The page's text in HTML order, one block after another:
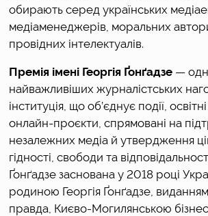
обирають серед українських
медіаменеджерів, моральних
провідних інтелектуалів.
Премія імені Георгія Ґонґадзе —
найважливіших журналістських
інституція, що об’єднує події,
онлайн-проєкти, спрямовані на
незалежних медіа й утвердження
гідності, свободи та
Ґонґадзе заснована у 2018 році
родиною Георгія Ґонґадзе,
правда, Києво-Могилянською